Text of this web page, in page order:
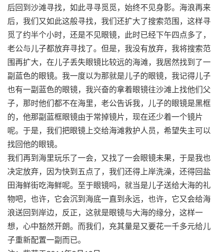
后回到沙滩寻找，如此寻寻觅觅，始终不见身影。海浪再来
后，我们又如此这般寻找，我们还扩大了搜索范围，这样寻
觅了约半个小时，还是不见眼镜，此时已经下午四点多了，
老公与儿子都放弃寻找了。但是，我没有放弃，我将搜索范
围再扩大，在儿子丢失眼镜比较远的海滩，我居然找到了一
副蓝色的眼镜。我一度以为那就是儿子的眼镜，我记得儿子
也有一副蓝色的眼镜，我兴奋的拿着眼镜往沙滩上找他们父
子，那时他们都不在海里，老公告诉我，儿子的眼镜是黑框
的，他那副蓝框眼镜由于常掉镜片，现在还少着一个镜片
呢。于是，我们把眼镜上交给海滩救护人员，希望失主可以
找回他的眼镜。
我们再到海里玩乐了一会，又找了一会眼镜未果，于是我也
决定放弃，因为快到五点了，我们还得上岸洗澡，还得回盐
田海鲜街吃海鲜呢。至于眼镜吗，就当是儿子送给大海的礼
物吧，也许，它会沉到海底一直到永远，也许，它又会给海
浪送回到岸边，反正，这就是眼镜与大海的缘分，这样一
想，心中豁然开朗。而我们，充其量是又要花一千多元给儿
子重新配置一副而已。